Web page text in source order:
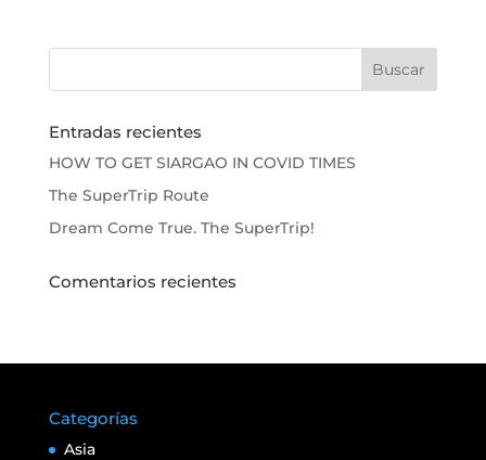
Entradas recientes
HOW TO GET SIARGAO IN COVID TIMES
The SuperTrip Route
Dream Come True. The SuperTrip!
Comentarios recientes
Categorías
Asia